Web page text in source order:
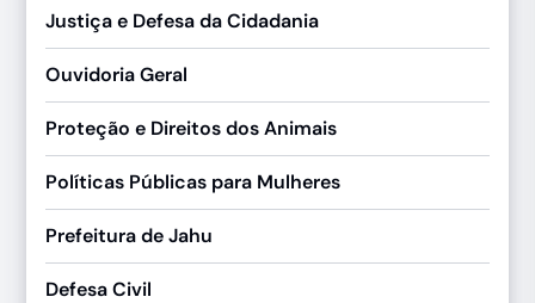
Justiça e Defesa da Cidadania
Ouvidoria Geral
Proteção e Direitos dos Animais
Políticas Públicas para Mulheres
Prefeitura de Jahu
Defesa Civil